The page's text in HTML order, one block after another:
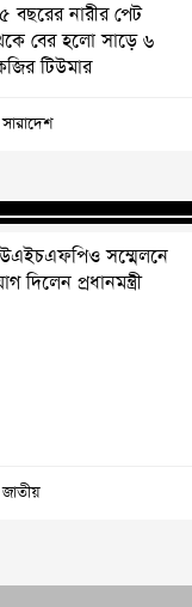
বছরের নারীর পেট
বের হলো সাড়ে ৬
টিউমার
সারাদেশ
সম্মেলনে
দিলেন প্রধানমন্ত্রী
জাতীয়